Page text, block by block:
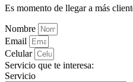
Es momento de llegar a más
Nombre
Email
Celular
Servicio que te interesa:
Servicio